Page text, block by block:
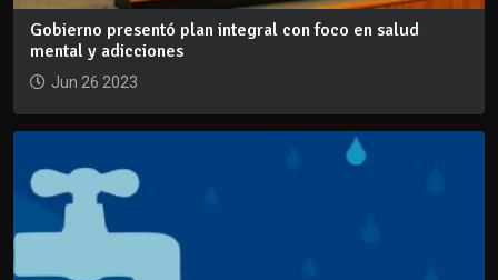
Gobierno presentó plan integral con foco en salud
mental y adicciones
Jun 26 2023